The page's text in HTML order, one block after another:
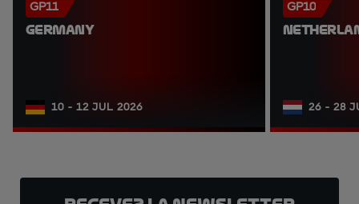
GP11
GERMANY
10 - 12 JUL 2026
GP10
26 - 28